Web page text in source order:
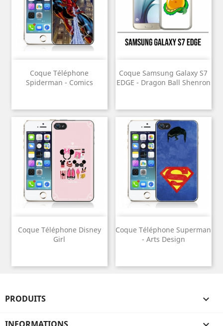
Coque Téléphone
Spiderman - Comics
Coque Samsung Galaxy S7
EDGE - Dragon Ball Shenron
Coque Téléphone Disney
Girl
Coque Téléphone Superman
- Arts Design
PRODUITS 